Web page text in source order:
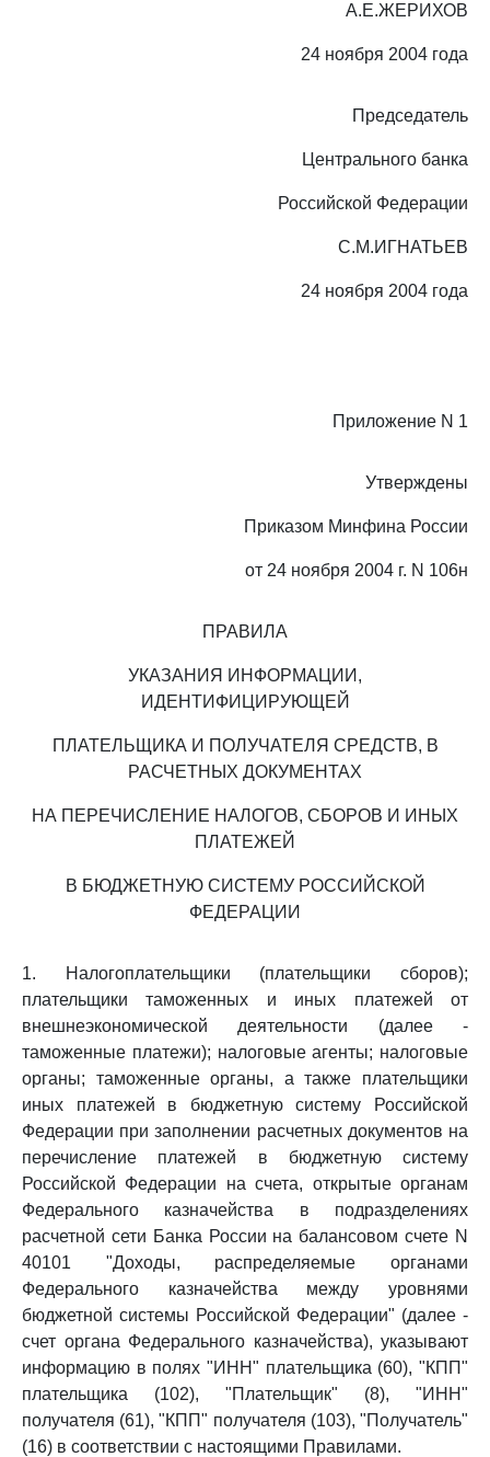
А.Е.ЖЕРИХОВ
24 ноября 2004 года
Председатель
Центрального банка
Российской Федерации
С.М.ИГНАТЬЕВ
24 ноября 2004 года
Приложение N 1
Утверждены
Приказом Минфина России
от 24 ноября 2004 г. N 106н
ПРАВИЛА
УКАЗАНИЯ ИНФОРМАЦИИ,
ИДЕНТИФИЦИРУЮЩЕЙ
ПЛАТЕЛЬЩИКА И ПОЛУЧАТЕЛЯ СРЕДСТВ, В
РАСЧЕТНЫХ ДОКУМЕНТАХ
НА ПЕРЕЧИСЛЕНИЕ НАЛОГОВ, СБОРОВ И ИНЫХ
ПЛАТЕЖЕЙ
В БЮДЖЕТНУЮ СИСТЕМУ РОССИЙСКОЙ
ФЕДЕРАЦИИ
1. Налогоплательщики (плательщики сборов);
плательщики таможенных и иных платежей от
внешнеэкономической деятельности (далее -
таможенные платежи); налоговые агенты; налоговые
органы; таможенные органы, а также плательщики
иных платежей в бюджетную систему Российской
Федерации при заполнении расчетных документов на
перечисление платежей в бюджетную систему
Российской Федерации на счета, открытые органам
Федерального казначейства в подразделениях
расчетной сети Банка России на балансовом счете N
40101 "Доходы, распределяемые органами
Федерального казначейства между уровнями
бюджетной системы Российской Федерации" (далее -
счет органа Федерального казначейства), указывают
информацию в полях "ИНН" плательщика (60), "КПП"
плательщика (102), "Плательщик" (8), "ИНН"
получателя (61), "КПП" получателя (103), "Получатель"
(16) в соответствии с настоящими Правилами.